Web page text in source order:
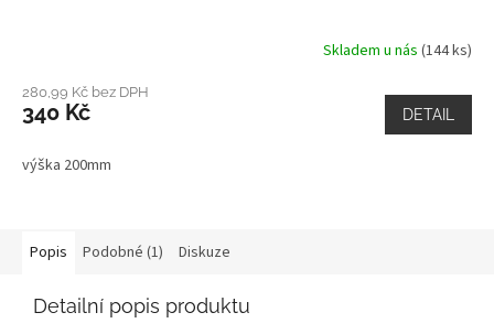
Skladem u nás (144 ks)
280,99 Kč bez DPH
340 Kč DETAIL
výška 200mm
Popis Podobné (1) Diskuze
Detailní popis produktu